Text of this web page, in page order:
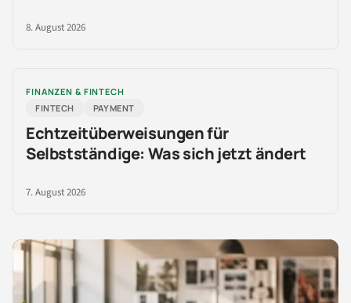
8. August 2026
FINANZEN & FINTECH
FINTECH
PAYMENT
Echtzeitüberweisungen für
Selbstständige: Was sich jetzt ändert
7. August 2026